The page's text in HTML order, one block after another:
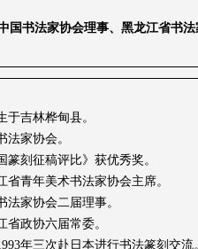
国书法家协会理事、黑龙江省书
于吉林桦甸县。
法家协会。
篆刻征稿评比》获优秀奖。
省青年美术书法家协会主席。
法家协会二届理事。
省政协六届常委。
年三次赴日本进行书法篆刻交流